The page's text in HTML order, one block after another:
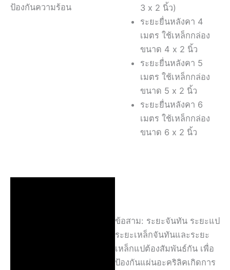
3 x 2 นิ้ว)
ระยะยื่นหลังคา 4
เมตร ใช้เหล็กกล่อง
ขนาด 4 x 2 นิ้ว
ระยะยื่นหลังคา 5
เมตร ใช้เหล็กกล่อง
ขนาด 5 x 2 นิ้ว
ระยะยื่นหลังคา 6
เมตร ใช้เหล็กกล่อง
ขนาด 6 x 2 นิ้ว
ข้อสาม: ระยะจันทัน ระยะแป
ระยะเหล็กจันทันและระยะ
เหล็กแปต้องสัมพันธ์กัน เพื่อ
ป้องกันแผ่นอะคริลิคเกิดการ